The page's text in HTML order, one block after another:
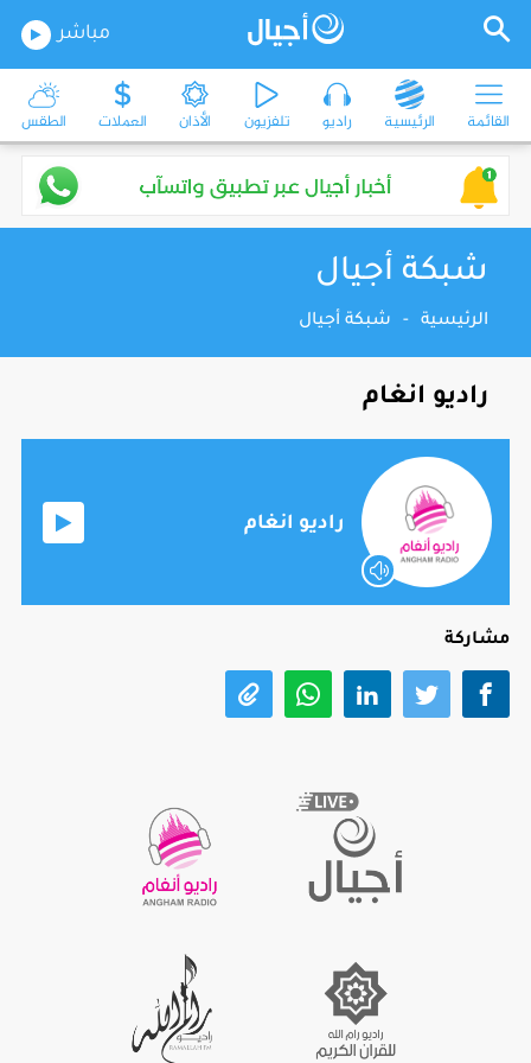
مباشر
القائمة الرئيسية راديو تلفزيون الأذان العملات الطقس
شبكة أجيال
الرئيسية - شبكة أجيال
راديو انغام
راديو انغام
مشاركة